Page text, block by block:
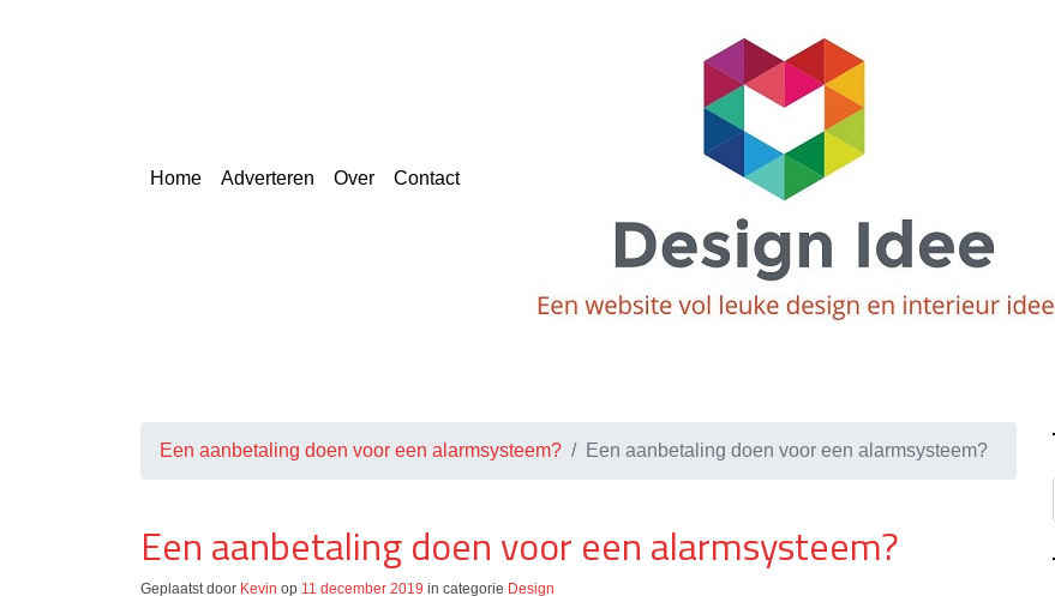
Home Adverteren Over Contact
Een aanbetaling doen voor een alarmsysteem? Een aanbetaling doen voor een alarmsysteem?
Een aanbetaling doen voor een alarmsysteem?
Geplaatst door Kevin op 11 december 2019 in categorie Design